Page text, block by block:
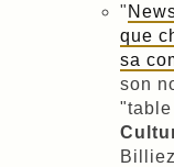
"
que
sa
son
"table